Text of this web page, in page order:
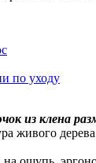
по уходу
из клена
живого